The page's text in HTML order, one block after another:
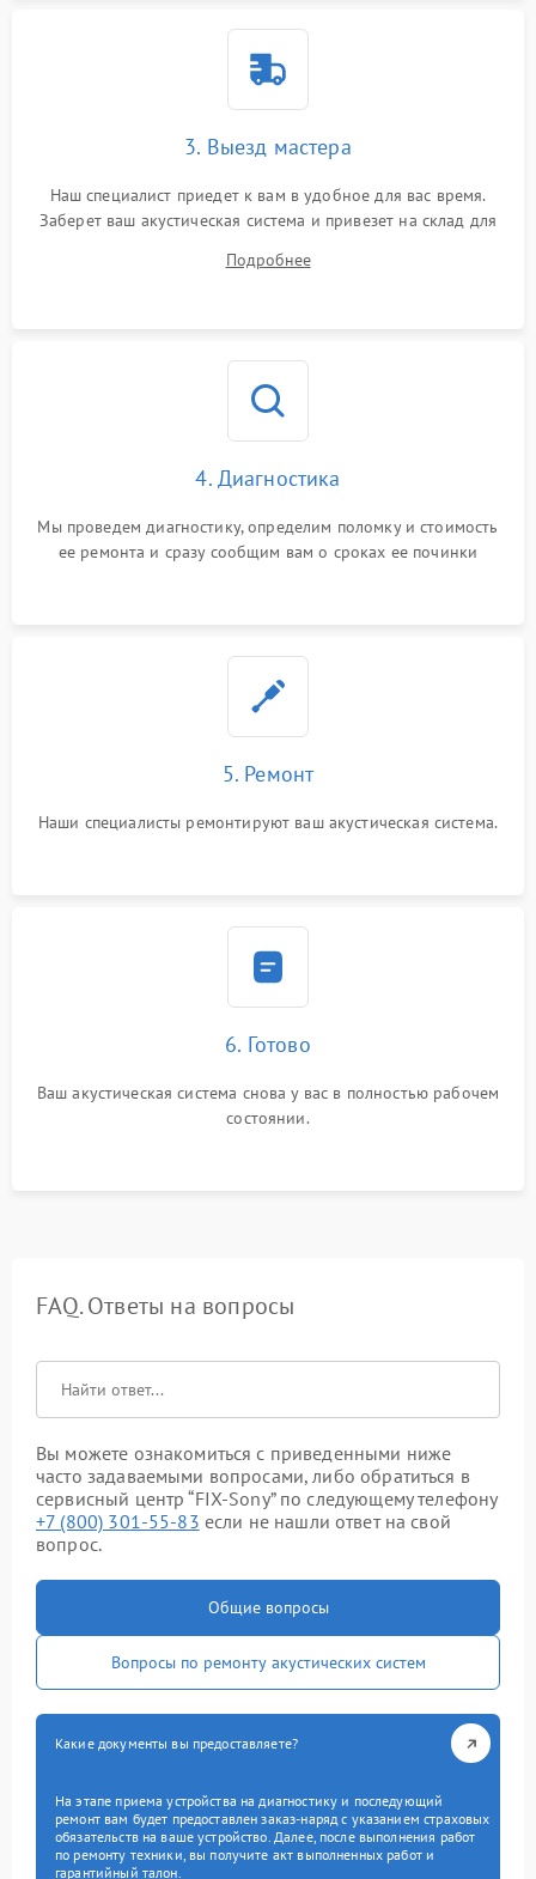
3. Выезд мастера
Наш специалист приедет к вам в удобное для вас время.
Заберет ваш акустическая система и привезет на склад для
Подробнее
4. Диагностика
Мы проведем диагностику, определим поломку и стоимость
ее ремонта и сразу сообщим вам о сроках ее починки
5. Ремонт
Наши специалисты ремонтируют ваш акустическая система.
6. Готово
Ваш акустическая система снова у вас в полностью рабочем
состоянии.
FAQ. Ответы на вопросы
Вы можете ознакомиться с приведенными ниже
часто задаваемыми вопросами, либо обратиться в
сервисный центр “FIX-Sony” по следующему телефону
+7 (800) 301-55-83 если не нашли ответ на свой
вопрос.
Общие вопросы
Вопросы по ремонту акустических систем
Какие документы вы предоставляете?
На этапе приема устройства на диагностику и последующий
ремонт вам будет предоставлен заказ-наряд с указанием страховых
обязательств на ваше устройство. Далее, после выполнения работ
по ремонту техники, вы получите акт выполненных работ и
гарантийный талон.